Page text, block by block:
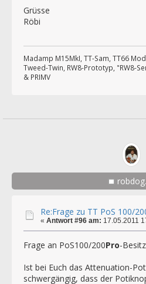
Grüsse
Röbi
Madamp M15MkI, TT-Sam, TT66
Tweed-Twin, RW8-Prototyp, "RW8-
& PRIMV
Re:Frage zu TT PoS 100/
« Antwort #96 am: 17.05.2011
Frage an PoS100/200Pro-
Ist bei Euch das Attenuation-
schwergängig, dass der